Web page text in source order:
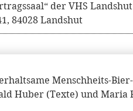
der VHS Landshut
84028 Landshut
Menschheits-
Huber (Texte) und Maria